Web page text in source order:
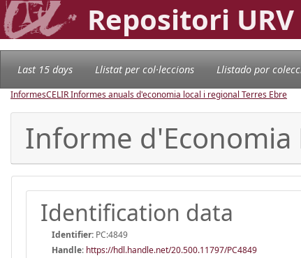
Repositori URV
Last 15 days Llistat per col·leccions Llistado por
InformesCELIR Informes anuals d'economia local i regional Terres Ebre
Informe d'Economia
Identification data
Identifier: PC:4849
Handle: https://hdl.handle.net/20.500.11797/PC4849